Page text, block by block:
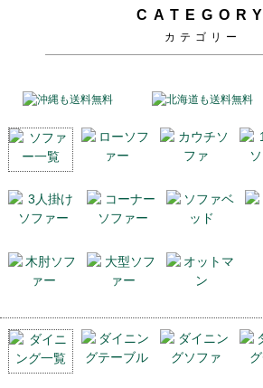
CATEGORY
カテゴリー